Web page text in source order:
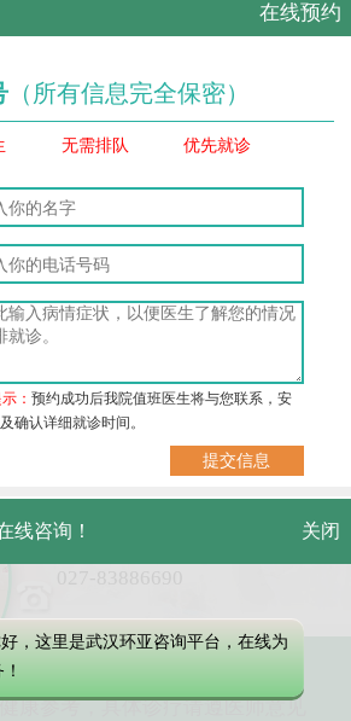
在线预约
（所有信息完全保密）
无需排队 优先就诊
示：预约成功后我院值班医生将与您联系，安
确认详细就诊时间。
武汉市硚口区解放大道479号
免费电话：
武汉环亚中医白癜风医院
康参考，具体诊疗请遵医师意见
线咨询！ 关闭
，这里是武汉环亚咨询平台，在线为